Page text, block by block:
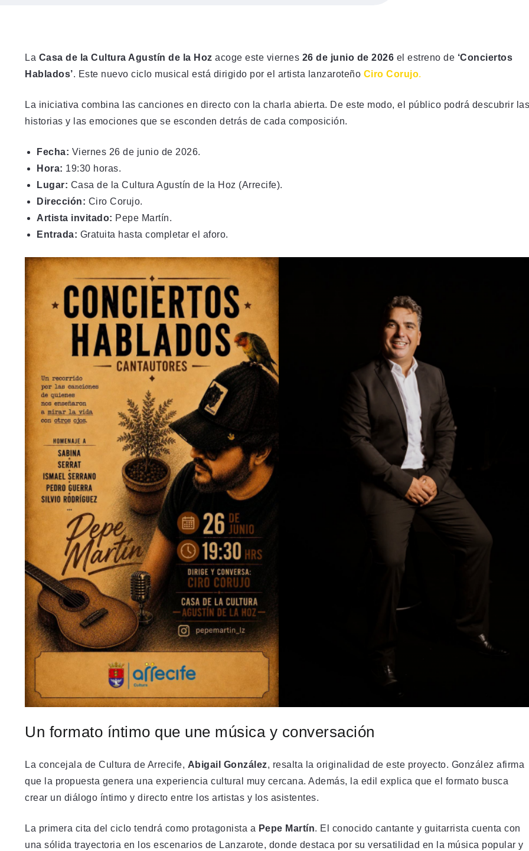
La Casa de la Cultura Agustín de la Hoz acoge este viernes 26 de junio de 2026 el estreno de ‘Conciertos
Hablados’. Este nuevo ciclo musical está dirigido por el artista lanzaroteño Ciro Corujo.
La iniciativa combina las canciones en directo con la charla abierta. De este modo, el público podrá descubrir las
historias y las emociones que se esconden detrás de cada composición.
Fecha: Viernes 26 de junio de 2026.
Hora: 19:30 horas.
Lugar: Casa de la Cultura Agustín de la Hoz (Arrecife).
Dirección: Ciro Corujo.
Artista invitado: Pepe Martín.
Entrada: Gratuita hasta completar el aforo.
Un formato íntimo que une música y conversación
La concejala de Cultura de Arrecife, Abigail González, resalta la originalidad de este proyecto. González afirma
que la propuesta genera una experiencia cultural muy cercana. Además, la edil explica que el formato busca
crear un diálogo íntimo y directo entre los artistas y los asistentes.
La primera cita del ciclo tendrá como protagonista a Pepe Martín. El conocido cantante y guitarrista cuenta con
una sólida trayectoria en los escenarios de Lanzarote, donde destaca por su versatilidad en la música popular y